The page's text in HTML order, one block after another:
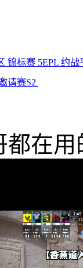
锦标赛 5EPL 约战
请赛S2
都在